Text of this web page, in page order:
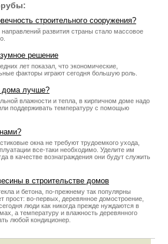
строительного сооружения?
развития страны стало массовое
решение
лет показал, что экономические,
факторы играют сегодня большую роль.
дома лучше?
влажности и тепла, в кирпичном доме надо
поддерживать температуру с помощью
окна не требуют трудоемкого ухода,
все-таки необходимо. Уделите им
в качестве вознаграждения они будут служить
в строительстве домов
и бетона, по-прежнему так популярны
прост: во-первых, деревянное домостроение,
люди как никогда прежде нуждаются в
а температуру и влажность деревянного
любой кондиционер.